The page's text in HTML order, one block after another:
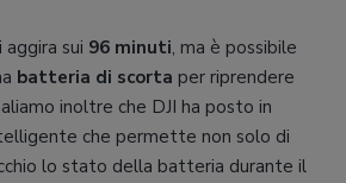
aggira sui 96 minuti, ma è possibile
batteria di scorta per riprendere
inoltre che DJI ha posto in
che permette non solo di
lo stato della batteria durante il